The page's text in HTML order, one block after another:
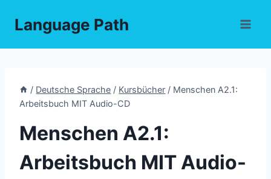
Language Path
/ Deutsche Sprache / Kursbücher / Menschen A2.1:
Arbeitsbuch MIT Audio-CD
Menschen A2.1:
Arbeitsbuch MIT Audio-